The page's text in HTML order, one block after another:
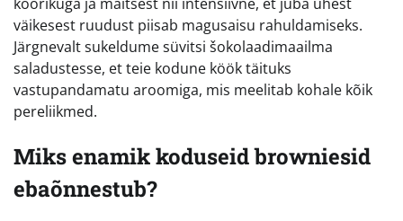
väikesest ruudust piisab magusaisu rahuldamiseks.
Järgnevalt sukeldume süvitsi šokolaadimaailma
saladustesse, et teie kodune köök täituks
vastupandamatu aroomiga, mis meelitab kohale kõik
pereliikmed.
Miks enamik koduseid browniesid
ebaõnnestub?